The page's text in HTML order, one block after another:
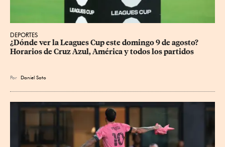
DEPORTES
¿Dónde ver la Leagues Cup este domingo 9 de agosto?
Horarios de Cruz Azul, América y todos los partidos
Por Daniel Soto